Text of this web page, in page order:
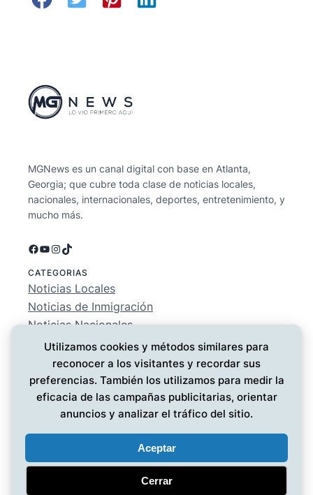
MGNews es un canal digital con base en Atlanta,
Georgia; que cubre toda clase de noticias locales,
nacionales, internacionales, deportes, entretenimiento, y
mucho más.
Facebook
YouTube
Instagram
TikTok
CATEGORIAS
Noticias Locales
Noticias de Inmigración
Noticias Nacionales
Deportes
Entretenimiento
EMPRESA
Conócenos
Política de Privacidad
Utilizamos cookies y métodos similares para
reconocer a los visitantes y recordar sus
preferencias. También los utilizamos para medir la
eficacia de las campañas publicitarias, orientar
anuncios y analizar el tráfico del sitio.
Aceptar
Cerrar